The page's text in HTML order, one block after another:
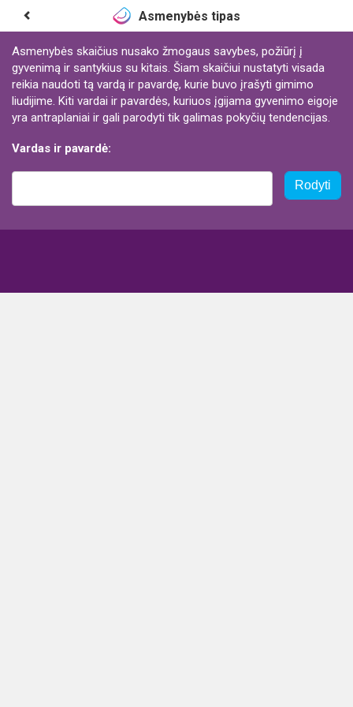
Asmenybės tipas
Asmenybės skaičius nusako žmogaus savybes, požiūrį į
gyvenimą ir santykius su kitais. Šiam skaičiui nustatyti visada
reikia naudoti tą vardą ir pavardę, kurie buvo įrašyti gimimo
liudijime. Kiti vardai ir pavardės, kuriuos įgijama gyvenimo eigoje
yra antraplaniai ir gali parodyti tik galimas pokyčių tendencijas.
Vardas ir pavardė:
Rodyti